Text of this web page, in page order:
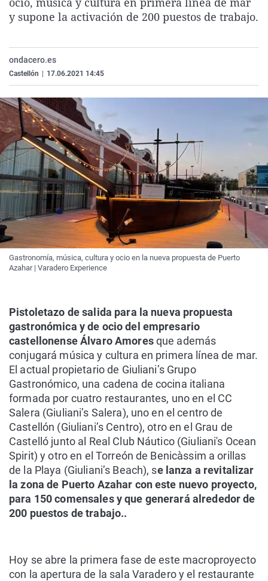
La rosa de los vientos
Como el perro y el
Caso
Equipo de
Extremadura
La Rioja
Virales
Elecciones
y supone la activación de 200 puestos de trabajo.
ondacero.es
Castellón 17.06.2021 14:45
Gastronomía, música, cultura y ocio en la nueva propuesta de Puerto
Azahar | Varadero Experience
Pistoletazo de salida para la nueva propuesta
gastronómica y de ocio del empresario
castellonense Álvaro Amoresque además
conjugará música y cultura en primera línea de mar.
El actual propietario de Giuliani’s Grupo
Gastronómico, una cadena de cocina italiana
formada por cuatro restaurantes, uno en el CC
Salera (Giuliani’s Salera), uno en el centro de
Castellón (Giuliani’s Centro), otro en el Grau de
Castelló junto al Real Club Náutico (Giuliani's Ocean
Spirit) y otro en el Torreón de Benicàssim a orillas
de la Playa (Giuliani’s Beach), se lanza a revitalizar
la zona de Puerto Azahar con este nuevo proyecto,
para 150 comensales y que generará alrededor de
200 puestos de trabajo..
Hoy se abre la primera fase de este macroproyecto
con la apertura de la sala Varadero y el restaurante